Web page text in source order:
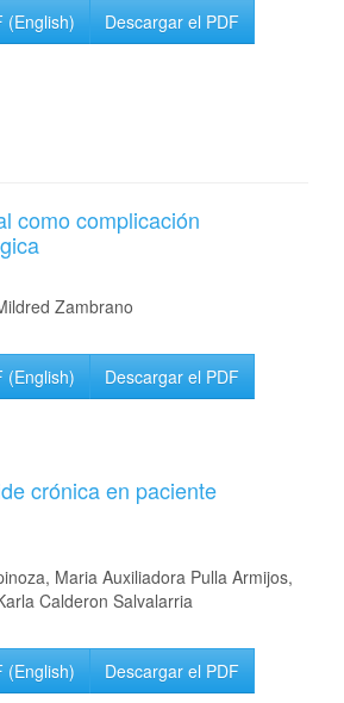
(English)
Descargar el PDF
como complicación
Zambrano
(English)
Descargar el PDF
crónica en paciente
Maria Auxiliadora Pulla Armijos,
Calderon Salvalarria
(English)
Descargar el PDF